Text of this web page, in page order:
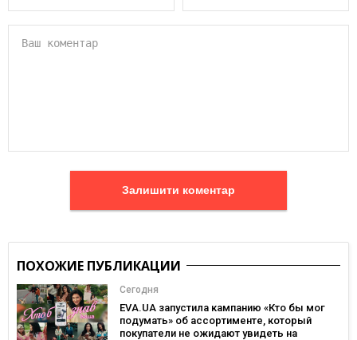
Залишити коментар
ПОХОЖИЕ ПУБЛИКАЦИИ
Сегодня
EVA.UA запустила кампанию «Кто бы мог
подумать» об ассортименте, который
покупатели не ожидают увидеть на